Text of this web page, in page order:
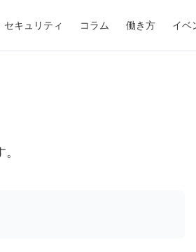
セキュリティ コラム 働き方 イベ